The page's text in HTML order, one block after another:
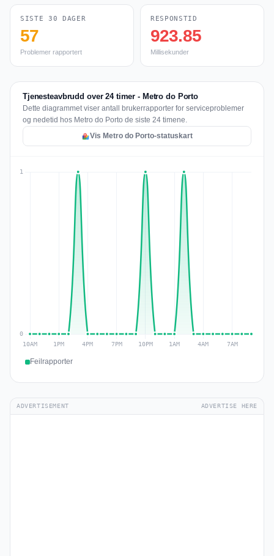
SISTE 30 DAGER
57
Problemer rapportert
RESPONSTID
923.85
Millisekunder
Tjenesteavbrudd over 24 timer - Metro do Porto
Dette diagrammet viser antall brukerrapporter for serviceproblemer
og nedetid hos Metro do Porto de siste 24 timene.
Vis Metro do Porto-statuskart
Feilrapporter
ADVERTISEMENT ADVERTISE HERE